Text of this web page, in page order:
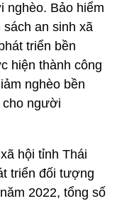
nghèo. Bảo hiểm
an sinh xã
triển bền
hiện thành công
nghèo bền
cho người
hội tỉnh Thái
triển đối tượng
2022, tổng số